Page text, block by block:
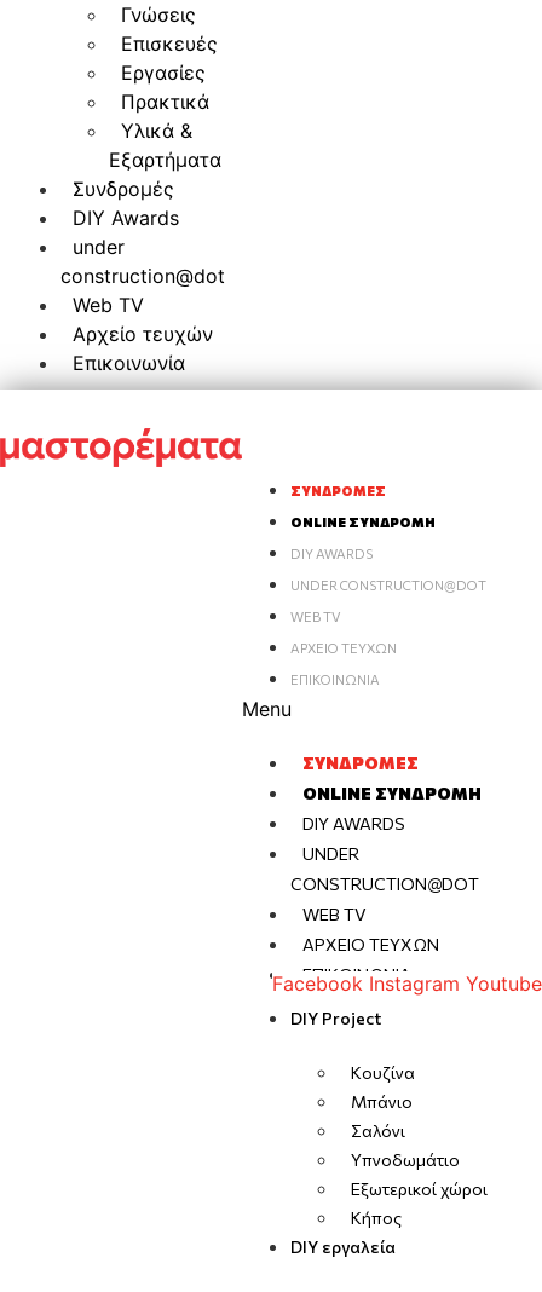
Γνώσεις
Επισκευές
Εργασίες
Πρακτικά
Υλικά &
Εξαρτήματα
Συνδρομές
DIY Awards
under
construction@dot
Web TV
Αρχείο τευχών
Επικοινωνία
ΣΥΝΔΡΟΜΈΣ
ONLINE ΣΥΝΔΡΟΜΉ
DIY AWARDS
UNDER CONSTRUCTION@DOT
WEB TV
ΑΡΧΕΊΟ ΤΕΥΧΏΝ
ΕΠΙΚΟΙΝΩΝΊΑ
Menu
ΣΥΝΔΡΟΜΈΣ
ONLINE ΣΥΝΔΡΟΜΉ
DIY AWARDS
UNDER
CONSTRUCTION@DOT
WEB TV
ΑΡΧΕΊΟ ΤΕΥΧΏΝ
ΕΠΙΚΟΙΝΩΝΊΑ
Facebook Instagram Youtube
DIY Project
Κουζίνα
Μπάνιο
Σαλόνι
Υπνοδωμάτιο
Εξωτερικοί χώροι
Κήπος
DIY εργαλεία